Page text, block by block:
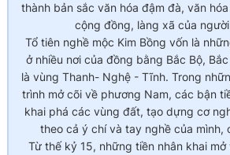
thành bản sắc văn hóa đậm đà, văn
cộng đồng, làng xã của
Tổ tiên nghề mộc Kim Bồng vốn là
ở nhiều nơi của đồng bằng Bắc Bộ,
là vùng Thanh- Nghệ - Tĩnh. Trong
trình mở cõi về phương Nam, các bận
khai phá các vùng đất, tạo dựng cơ
theo cả ý chí và tay nghề của mình,
Từ thế kỷ 15, những tiền nhân khai mở